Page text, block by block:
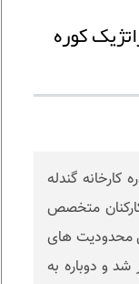
کوره
وکلیدی فن شماره ۳ کوره کارخانه گندله
متخصص
محدودیت های
و دوباره به